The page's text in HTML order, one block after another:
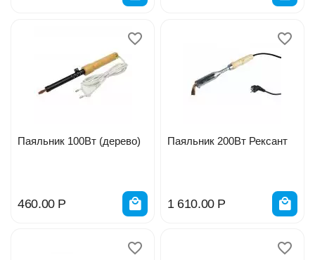
Паяльник 100Вт (дерево)
460.00 Р
Паяльник 200Вт Рексант
1 610.00 Р